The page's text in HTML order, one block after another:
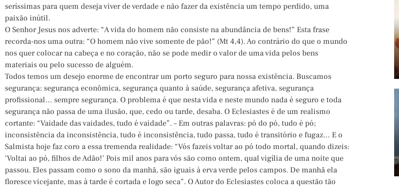
seríssimas para quem deseja viver de verdade e não fazer da existência um tempo perdido, uma
paixão inútil.
O Senhor Jesus nos adverte: “A vida do homem não consiste na abundância de bens!” Esta frase
recorda-nos uma outra: “O homem não vive somente de pão!” (Mt 4,4). Ao contrário do que o mundo
nos quer colocar na cabeça e no coração, não se pode medir o valor de uma vida pelos bens
materiais ou pelo sucesso de alguém.
Todos temos um desejo enorme de encontrar um porto seguro para nossa existência. Buscamos
segurança: segurança econômica, segurança quanto à saúde, segurança afetiva, segurança
profissional… sempre segurança. O problema é que nesta vida e neste mundo nada é seguro e toda
segurança não passa de uma ilusão, que, cedo ou tarde, desaba. O Eclesiastes é de um realismo
cortante: “Vaidade das vaidades, tudo é vaidade”. – Em outras palavras: pó do pó, tudo é pó;
inconsistência da inconsistência, tudo é inconsistência, tudo passa, tudo é transitório e fugaz… E o
Salmista hoje faz coro a essa tremenda realidade: “Vós fazeis voltar ao pó todo mortal, quando dizeis:
‘Voltai ao pó, filhos de Adão!’ Pois mil anos para vós são como ontem, qual vigília de uma noite que
passou. Eles passam como o sono da manhã, são iguais à erva verde pelos campos. De manhã ela
floresce vicejante, mas à tarde é cortada e logo seca”. O Autor do Eclesiastes coloca a questão tão